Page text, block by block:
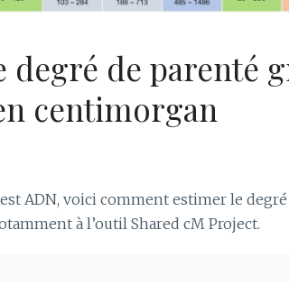
de parenté
centimorgan
ADN, voici comment estimer le
à l’outil Shared cM Project.